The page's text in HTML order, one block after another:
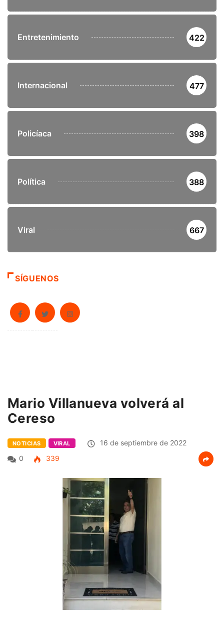
Entretenimiento 422
Internacional 477
Policíaca 398
Política 388
Viral 667
SÍGUENOS
Mario Villanueva volverá al
Cereso
NOTICIAS VIRAL
16 de septiembre de 2022
0
339